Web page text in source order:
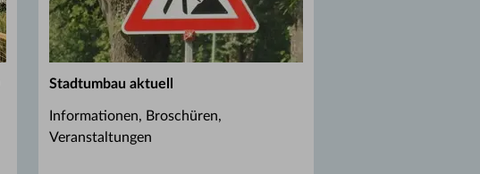
Stadtumbau aktuell
Informationen, Broschüren,
Veranstaltungen